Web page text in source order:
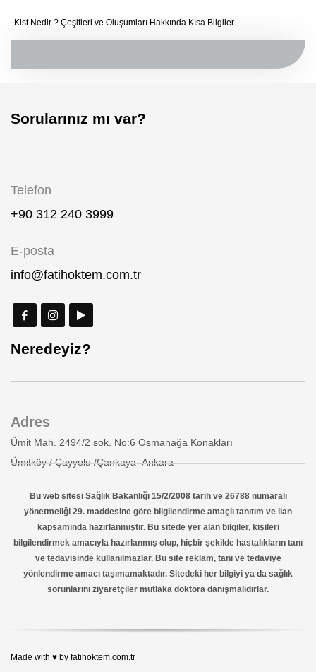
Kist Nedir ? Çeşitleri ve Oluşumları Hakkında Kısa Bilgiler
Sorularınız mı var?
Telefon
+90 312 240 3999
E-posta
info@fatihoktem.com.tr
Neredeyiz?
Adres
Ümit Mah. 2494/2 sok. No:6 Osmanağa Konakları
Ümitköy / Çayyolu /Çankaya- Ankara
Bu web sitesi Sağlık Bakanlığı 15/2/2008 tarih ve 26788 numaralı
yönetmeliği 29. maddesine göre bilgilendirme amaçlı tanıtım ve ilan
kapsamında hazırlanmıştır. Bu sitede yer alan bilgiler, kişileri
bilgilendirmek amacıyla hazırlanmış olup, hiçbir şekilde hastalıkların tanı
ve tedavisinde kullanılmazlar. Bu site reklam, tanı ve tedaviye
yönlendirme amacı taşımamaktadır. Sitedeki her bilgiyi ya da sağlık
sorunlarını ziyaretçiler mutlaka doktora danışmalıdırlar.
Made with ♥ by fatihoktem.com.tr